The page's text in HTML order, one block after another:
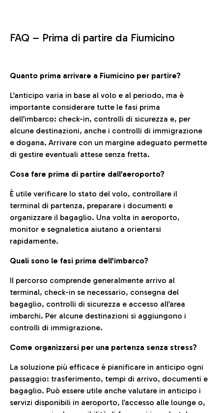
FAQ – Prima di partire da Fiumicino
Quanto prima arrivare a Fiumicino per partire?
L’anticipo varia in base al volo e al periodo, ma è
importante considerare tutte le fasi prima
dell’imbarco: check-in, controlli di sicurezza e, per
alcune destinazioni, anche i controlli di immigrazione
e dogana. Arrivare con un margine adeguato permette
di gestire eventuali attese senza fretta.
Cosa fare prima di partire dall’aeroporto?
È utile verificare lo stato del volo, controllare il
terminal di partenza, preparare i documenti e
organizzare il bagaglio. Una volta in aeroporto,
monitor e segnaletica aiutano a orientarsi
rapidamente.
Quali sono le fasi prima dell’imbarco?
Il percorso comprende generalmente arrivo al
terminal, check-in se necessario, consegna del
bagaglio, controlli di sicurezza e accesso all’area
imbarchi. Per alcune destinazioni si aggiungono i
controlli di immigrazione.
Come organizzarsi per una partenza senza stress?
La soluzione più efficace è pianificare in anticipo ogni
passaggio: trasferimento, tempi di arrivo, documenti e
bagaglio. Può essere utile anche valutare in anticipo i
servizi disponibili in aeroporto, l’accesso alle lounge o,